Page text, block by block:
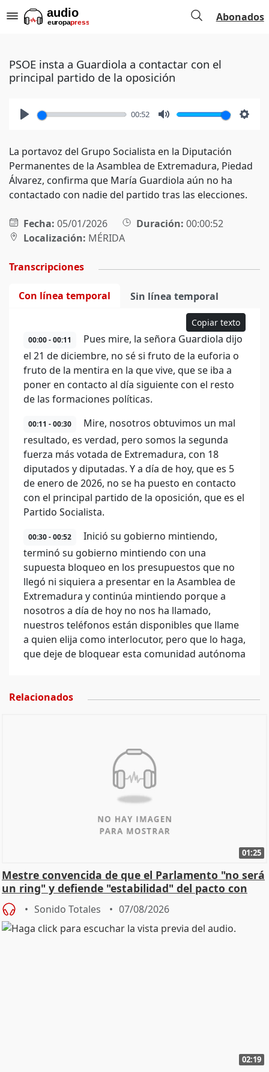
Abonados
PSOE insta a Guardiola a contactar con el
principal partido de la oposición
00:52
La portavoz del Grupo Socialista en la Diputación
Permanentes de la Asamblea de Extremadura, Piedad
Álvarez, confirma que María Guardiola aún no ha
contactado con nadie del partido tras las elecciones.
Fecha: 05/01/2026 Duración: 00:00:52
Localización: MÉRIDA
Transcripciones
Con línea temporal Sin línea temporal
Copiar texto
00:00 - 00:11
Pues mire, la señora Guardiola dijo
el 21 de diciembre, no sé si fruto de la euforia o
fruto de la mentira en la que vive, que se iba a
poner en contacto al día siguiente con el resto
de las formaciones políticas.
00:11 - 00:30
Mire, nosotros obtuvimos un mal
resultado, es verdad, pero somos la segunda
fuerza más votada de Extremadura, con 18
diputados y diputadas. Y a día de hoy, que es 5
de enero de 2026, no se ha puesto en contacto
con el principal partido de la oposición, que es el
Partido Socialista.
00:30 - 00:52
Inició su gobierno mintiendo,
terminó su gobierno mintiendo con una
supuesta bloqueo en los presupuestos que no
llegó ni siquiera a presentar en la Asamblea de
Extremadura y continúa mintiendo porque a
nosotros a día de hoy no nos ha llamado,
nuestros teléfonos están disponibles que llame
a quien elija como interlocutor, pero que lo haga,
que deje de bloquear esta comunidad autónoma
Relacionados
01:25
Mestre convencida de que el Parlamento "no será
un ring" y defiende "estabilidad" del pacto con
Vox
Sonido Totales 07/08/2026
02:19